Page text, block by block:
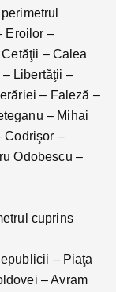
Eroilor –
– Calea
Libertăţii –
– Faleză –
– Mihai
Codrişor –
Odobescu –
cuprins
– Piaţa
– Avram